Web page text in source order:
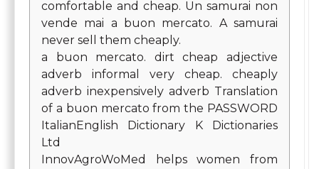
comfortable and cheap. Un samurai non
vende mai a buon mercato. A samurai
never sell them cheaply.
a buon mercato. dirt cheap adjective
adverb informal very cheap. cheaply
adverb inexpensively adverb Translation
of a buon mercato from the PASSWORD
ItalianEnglish Dictionary K Dictionaries
Ltd
InnovAgroWoMed helps women from